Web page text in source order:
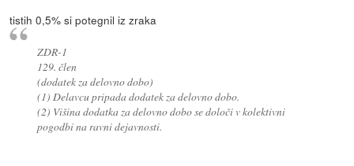
tistih 0,5% si potegnil iz zraka
ZDR-1
129. člen
(dodatek za delovno dobo)
(1) Delavcu pripada dodatek za delovno dobo.
(2) Višina dodatka za delovno dobo se določi v kolektivni
pogodbi na ravni dejavnosti.